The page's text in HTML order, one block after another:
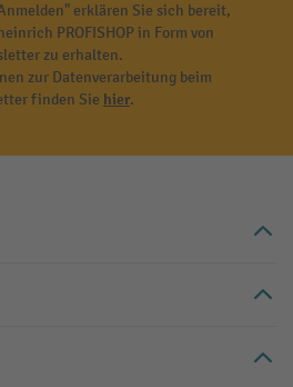
erklären Sie sich bereit,
PROFISHOP in Form von
zu erhalten.
zur Datenverarbeitung beim
finden Sie hier.